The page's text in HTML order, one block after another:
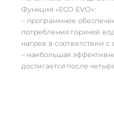
Функция «ECO EVO»:
– программное
потребления горячей
нагрев в соответствии
– наибольшая
достигается после